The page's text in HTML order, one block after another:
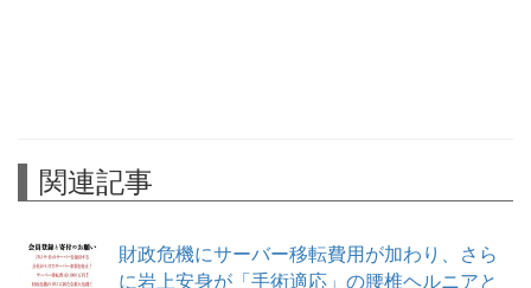
関連記事
財政危機にサーバー移転費用が加わり、さら
に岩上安身が「手術適応」の腰椎ヘルニアと